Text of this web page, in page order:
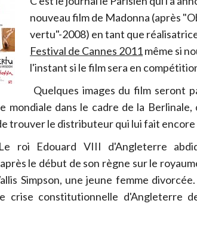
nouveau film de Madonna (après
vertu"-2008) en tant que
Festival de Cannes 2011même si
l'instant si le film sera en
Quelques images du film seront
mondiale dans le cadre de la
trouver le distributeur qui lui fait
roi Edouard VIII d'Angleterre
le début de son règne sur le
Simpson, une jeune femme
crise constitutionnelle d'Angleterre